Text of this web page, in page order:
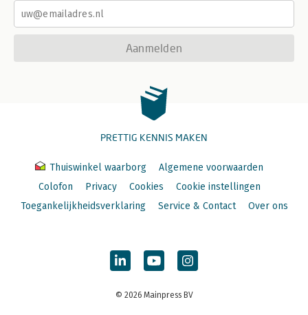
Aanmelden
PRETTIG KENNIS MAKEN
Thuiswinkel waarborg
Algemene voorwaarden
Colofon
Privacy Cookies
Cookie instellingen
Toegankelijkheidsverklaring
Service & Contact Over ons
© 2026 Mainpress BV